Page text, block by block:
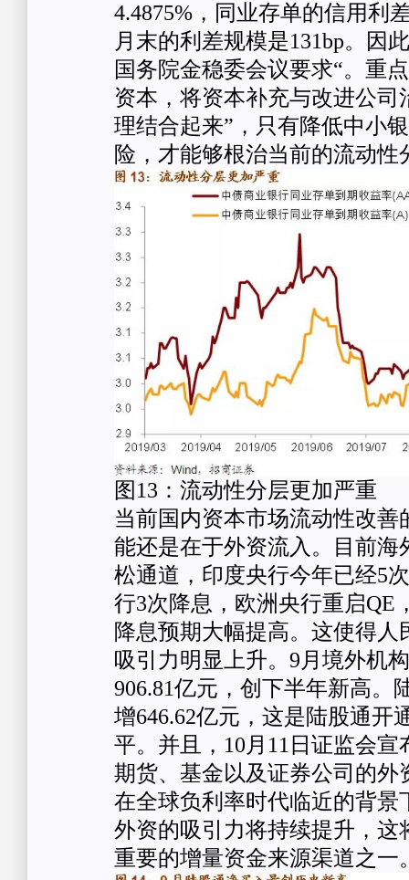
4.4875%，同业存单的信用利
月末的利差规模是131bp。因
国务院金稳委会议要求“。重
资本，将资本补充与改进公司
理结合起来”，只有降低中小
险，才能够根治当前的流动性
图13：流动性分层更加严重
当前国内资本市场流动性改善
能还是在于外资流入。目前海
松通道，印度央行今年已经5
行3次降息，欧洲央行重启QE
降息预期大幅提高。这使得人
吸引力明显上升。9月境外机
906.81亿元，创下半年新高。
增646.62亿元，这是陆股通开
平。并且，10月11日证监会宣
期货、基金以及证券公司的外
在全球负利率时代临近的背景
外资的吸引力将持续提升，这
重要的增量资金来源渠道之一